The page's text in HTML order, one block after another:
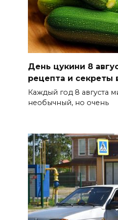
ПВО
уничтожены 397
беспилотников
08 августа 2026 09:19
Более 30 БПЛА
пяти районах
области
Дабы счастье
сберечь –
сорванное
на 8 августа
07 августа 2026 22:04
День цукини 8
рецепта и секреты
Каждый год 8 августа
необычный, но очень